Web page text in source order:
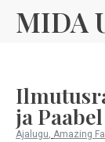
MIDA
ja Paabel
Ajalugu, Amazing